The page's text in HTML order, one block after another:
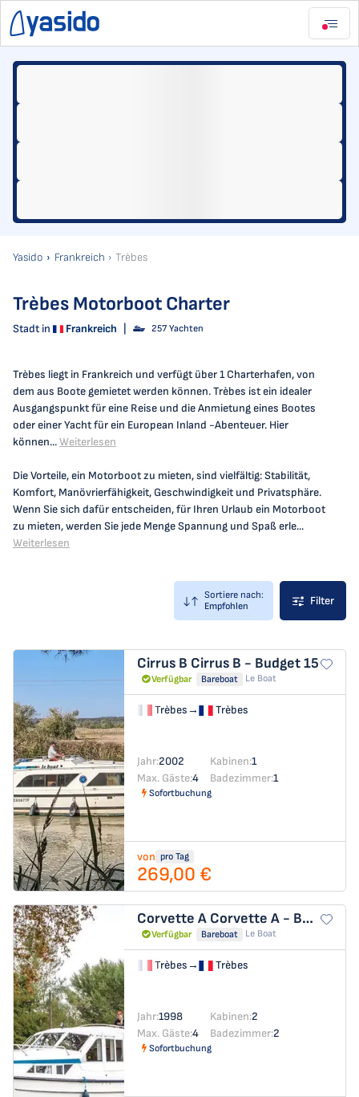
Yasido Frankreich Trèbes
Trèbes Motorboot Charter
Stadt in Frankreich 257 Yachten
Trèbes liegt in Frankreich und verfügt über 1 Charterhafen, von
dem aus Boote gemietet werden können. Trèbes ist ein idealer
Ausgangspunkt für eine Reise und die Anmietung eines Bootes
oder einer Yacht für ein European Inland -Abenteuer. Hier
können...Weiterlesen
Die Vorteile, ein Motorboot zu mieten, sind vielfältig: Stabilität,
Komfort, Manövrierfähigkeit, Geschwindigkeit und Privatsphäre.
Wenn Sie sich dafür entscheiden, für Ihren Urlaub ein Motorboot
zu mieten, werden Sie jede Menge Spannung und Spaß erle...
Weiterlesen
Sortiere nach:
Empfohlen
Filter
Cirrus B Cirrus B - Budget 15
Verfügbar Bareboat Le Boat
Trèbes→ Trèbes
Jahr:2002 Kabinen:1
Max. Gäste:4 Badezimmer:1
Sofortbuchung
von pro Tag
269,00 €
Corvette A Corvette A - Budget 6
Verfügbar Bareboat Le Boat
Trèbes→ Trèbes
Jahr:1998 Kabinen:2
Max. Gäste:4 Badezimmer:2
Sofortbuchung